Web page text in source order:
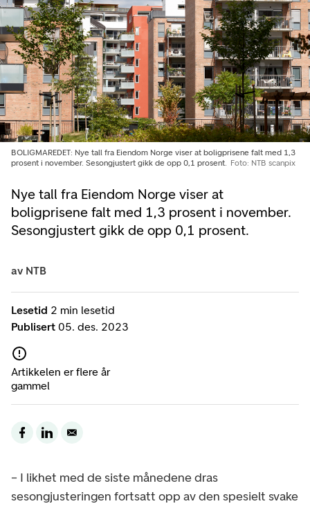
Nye tall fra Eiendom Norge viser at
boligprisene falt med 1,3 prosent i november.
Sesongjustert gikk de opp 0,1 prosent.
BOLIGMAREDET: Nye tall fra Eiendom Norge viser at boligprisene falt med 1,3
prosent i november. Sesongjustert gikk de opp 0,1 prosent.
Foto: NTB scanpix
Lesetid 2 min lesetid
Publisert 05. des. 2023
Artikkelen er flere år
gammel
av NTB
– I likhet med de siste månedene dras
sesongjusteringen fortsatt opp av den spesielt svake